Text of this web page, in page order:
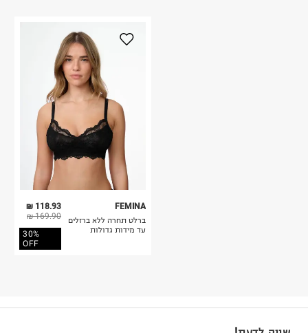
118.93 ₪
169.90 ₪
30%
OFF
FEMINA
ברלט תחרה ללא ברזלים
עד מידות גדולות